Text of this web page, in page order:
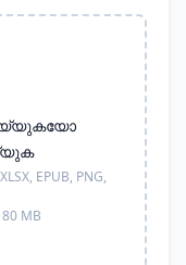
EPUB, PNG,
MB